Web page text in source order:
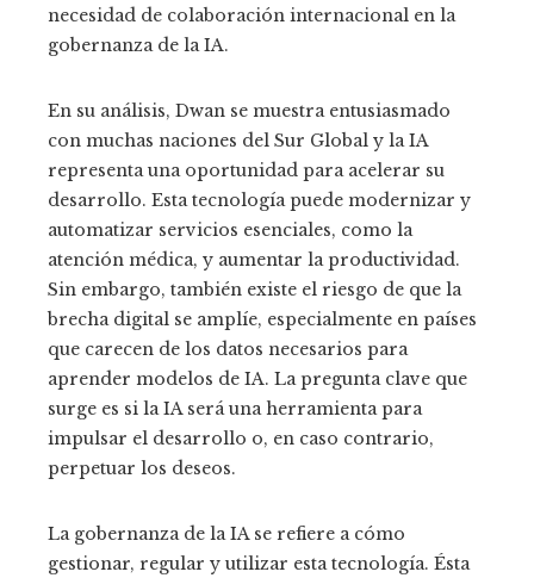
necesidad de colaboración internacional en la
gobernanza de la IA.
En su análisis, Dwan se muestra entusiasmado
con muchas naciones del Sur Global y la IA
representa una oportunidad para acelerar su
desarrollo. Esta tecnología puede modernizar y
automatizar servicios esenciales, como la
atención médica, y aumentar la productividad.
Sin embargo, también existe el riesgo de que la
brecha digital se amplíe, especialmente en países
que carecen de los datos necesarios para
aprender modelos de IA. La pregunta clave que
surge es si la IA será una herramienta para
impulsar el desarrollo o, en caso contrario,
perpetuar los deseos.
La gobernanza de la IA se refiere a cómo
gestionar, regular y utilizar esta tecnología. Ésta